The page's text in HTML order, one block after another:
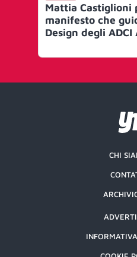
Mattia Castiglioni
manifesto che
Design degli
CHI